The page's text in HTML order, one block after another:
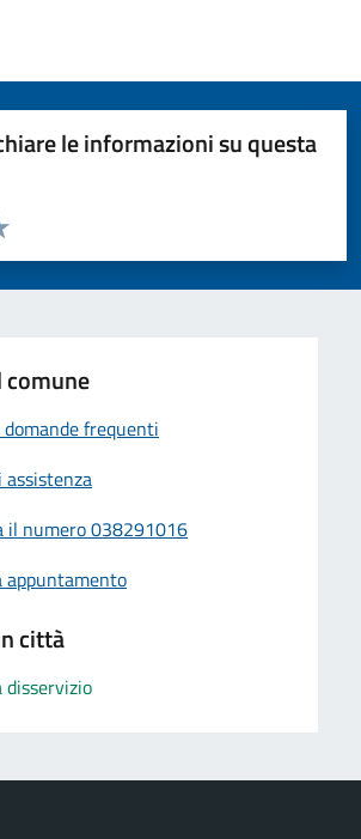
le informazioni su questa
pagina
5 stelle su 5
4 stelle su 5
su 5
su 5
domande frequenti
assistenza
il numero 038291016
appuntamento
città
disservizio